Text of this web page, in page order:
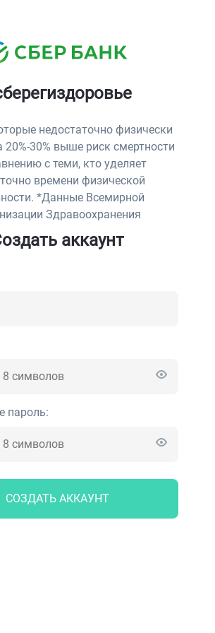
недостаточно физически
20%‑30% выше риск смертности
с теми, кто уделяет
времени физической
*Данные Всемирной
Здравоохранения
аккаунт
пароль:
СОЗДАТЬ АККАУНТ